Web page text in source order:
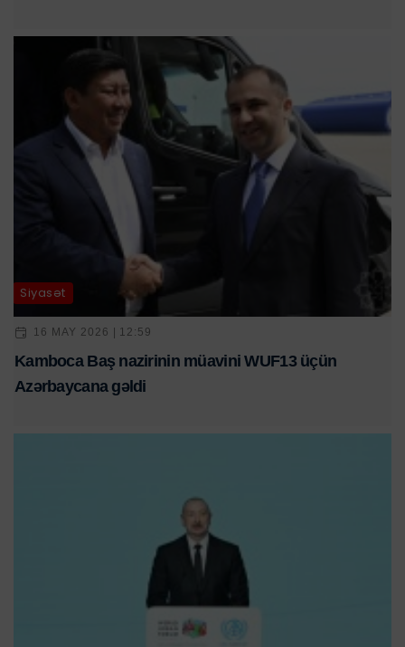
Siyasət
16 MAY 2026 | 12:59
Kamboca Baş nazirinin müavini WUF13 üçün
Azərbaycana gəldi